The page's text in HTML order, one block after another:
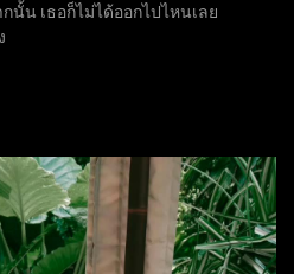
นั้น เธอก็ไม่ได้ออกไปไหนเลย